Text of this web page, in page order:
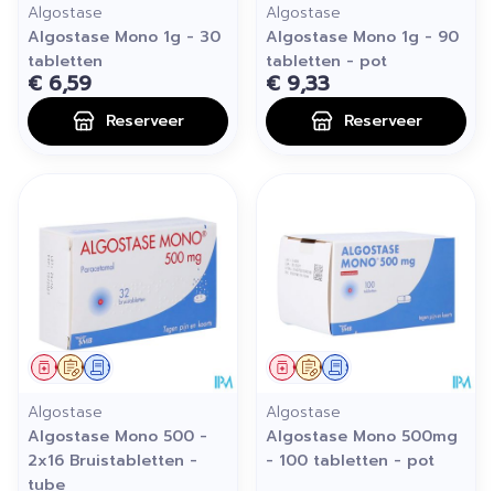
Algostase
Algostase Mono 1g - 30
tabletten
€ 6,59
Reserveer
Algostase
Algostase Mono 1g - 90
tabletten - pot
€ 9,33
Reserveer
Op voorschrift
GeneesmiddelSchriftelijke aanvraag
Algostase
Algostase Mono 500 -
2x16 Bruistabletten -
tube
Op voorschrift
GeneesmiddelSchriftelijke aanvraag
Algostase
Algostase Mono 500mg
- 100 tabletten - pot